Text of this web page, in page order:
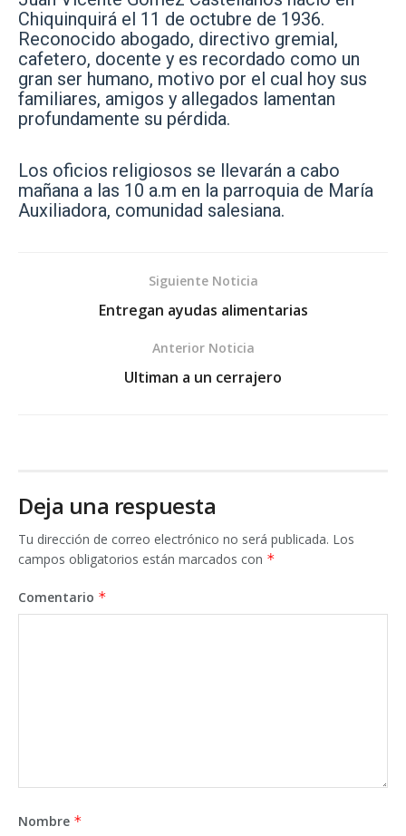
Chiquinquirá el 11 de octubre de 1936.
Reconocido abogado, directivo gremial,
cafetero, docente y es recordado como un
gran ser humano, motivo por el cual hoy sus
familiares, amigos y allegados lamentan
profundamente su pérdida.
Los oficios religiosos se llevarán a cabo
mañana a las 10 a.m en la parroquia de María
Auxiliadora, comunidad salesiana.
Siguiente Noticia
Entregan ayudas alimentarias
Anterior Noticia
Ultiman a un cerrajero
Deja una respuesta
Tu dirección de correo electrónico no será publicada. Los
campos obligatorios están marcados con *
Comentario *
Nombre *